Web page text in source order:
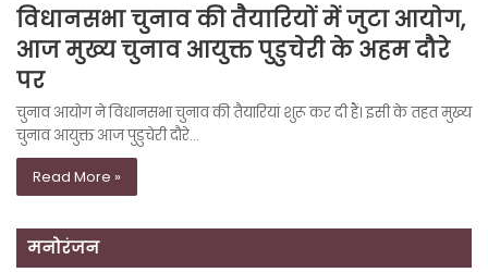
विधानसभा चुनाव की तैयारियों में जुटा आयोग,
आज मुख्य चुनाव आयुक्त पुडुचेरी के अहम दौरे
पर
चुनाव आयोग ने विधानसभा चुनाव की तैयारियां शुरू कर दी हैं। इसी के तहत मुख्य
चुनाव आयुक्त आज पुडुचेरी दौरे…
Read More »
मनोरंजन